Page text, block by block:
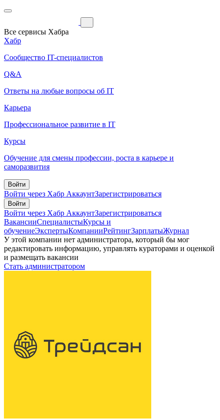
Все сервисы Хабра
Хабр
Сообщество IT-специалистов
Q&A
Ответы на любые вопросы об IT
Карьера
Профессиональное развитие в IT
Курсы
Обучение для смены профессии, роста в карьере и
саморазвития
Войти
Войти через Хабр АккаунтЗарегистрироваться
Войти
Войти через Хабр АккаунтЗарегистрироваться
ВакансииСпециалистыКурсы и
обучениеЭкспертыКомпанииРейтингЗарплатыЖурнал
У этой компании нет администратора, который бы мог
редактировать информацию, управлять кураторами и оценкой
и размещать вакансии
Стать администратором